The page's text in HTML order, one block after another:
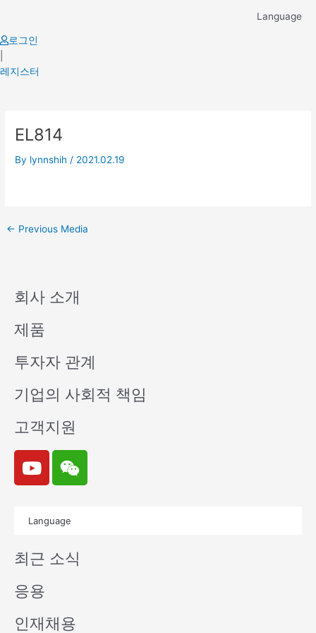
content
Language
로그인
레지스터
EL814
By lynnshih / 2021.02.19
navigation
← Previous Media
회사 소개
제품
투자자 관계
기업의 사회적 책임
고객지원
Y
o
u
e
W
e
i
n
Language
최근 소식
응용
인재채용